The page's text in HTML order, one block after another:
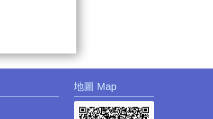
地圖 Map